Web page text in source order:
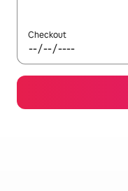
Checkout